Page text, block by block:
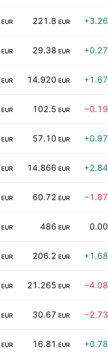
EUR 221.8 EUR
EUR 29.38 EUR
EUR 14.920 EUR
EUR 102.5 EUR
EUR 57.10 EUR
EUR 14.866 EUR
EUR 60.72 EUR
EUR 486 EUR
EUR 206.2 EUR
EUR 21.265 EUR
EUR 30.67 EUR
EUR 16.81 EUR